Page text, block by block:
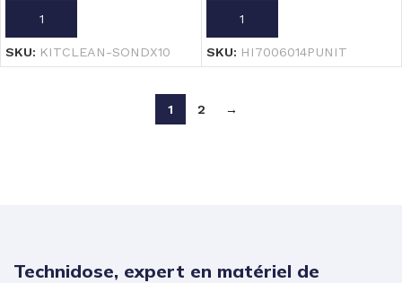
AJOUTER AU PANIER
SKU: KITCLEAN-SONDX10
AJOUTER AU PANIER
SKU: HI7006014PUNIT
1 2 →
Technidose, expert en matériel de